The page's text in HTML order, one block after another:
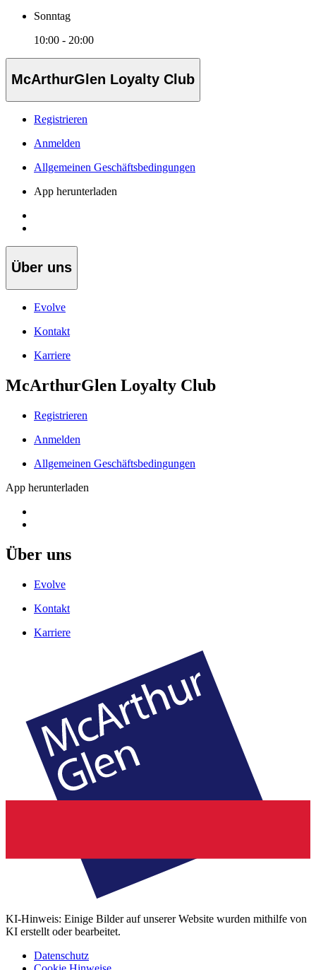
Sonntag
10:00 - 20:00
McArthurGlen Loyalty Club
Registrieren
Anmelden
Allgemeinen Geschäftsbedingungen
App herunterladen
Über uns
Evolve
Kontakt
Karriere
McArthurGlen Loyalty Club
Registrieren
Anmelden
Allgemeinen Geschäftsbedingungen
App herunterladen
Über uns
Evolve
Kontakt
Karriere
KI-Hinweis: Einige Bilder auf unserer Website wurden mithilfe von
KI erstellt oder bearbeitet.
Datenschutz